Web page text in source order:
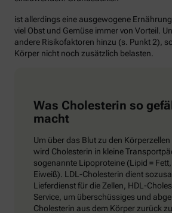
ist allerdings eine ausgewogene
viel Obst und Gemüse immer von Vorteil.
andere Risikofaktoren hinzu (s. Punkt 2),
Körper nicht noch zusätzlich belasten.
Was Cholesterin so
macht
Um über das Blut zu den Körperzellen
wird Cholesterin in kleine
sogenannte Lipoproteine (Lipid =
Eiweiß). LDL-Cholesterin dient
Lieferdienst für die Zellen, HDL-
Service, um überschüssiges und
Cholesterin aus dem Körper zurück